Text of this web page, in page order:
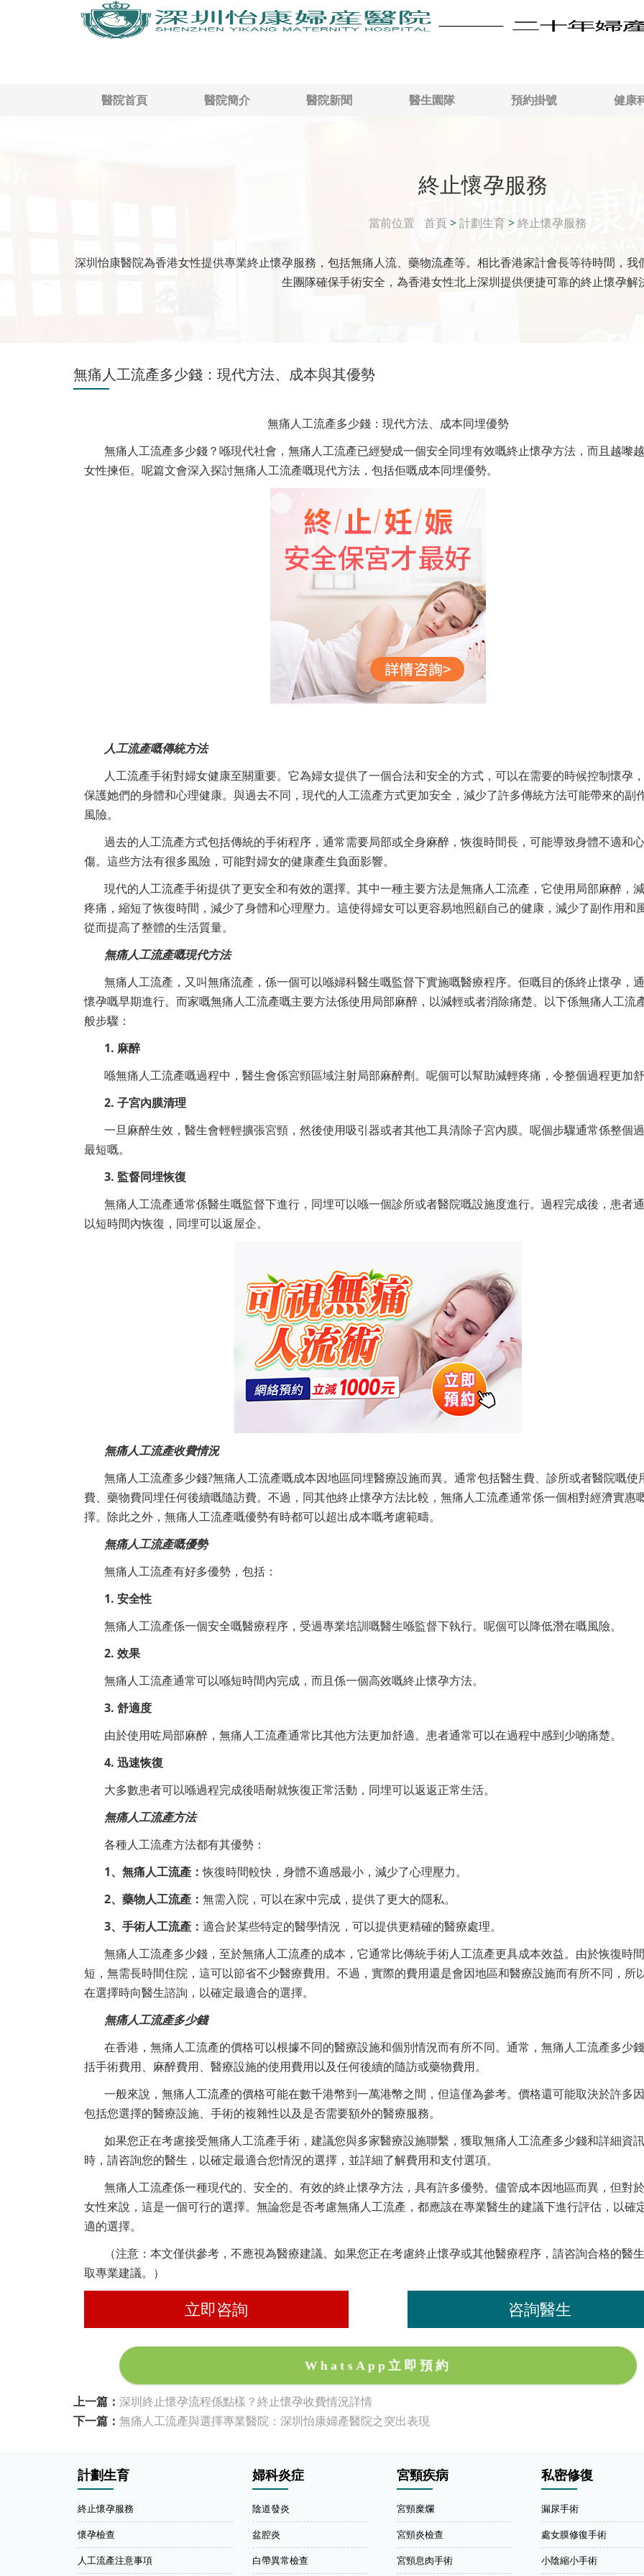
醫院首頁 醫院簡介 醫院新聞 醫生園隊 預約掛號 健康
終止懷孕服務
當前位置 首頁 >計劃生育>終止懷孕服務
深圳怡康醫院為香港女性提供專業終止懷孕服務，包括無痛人流、藥物流產等。相比香港家計會長等待時間，
生團隊確保手術安全，為香港女性北上深圳提供便捷可靠的終止懷孕解
無痛人工流產多少錢：現代方法、成本與其優勢
無痛人工流產多少錢：現代方法、成本同埋優勢
無痛人工流產多少錢？喺現代社會，無痛人工流產已經變成一個安全同埋有效嘅終止懷孕方法，而且越嚟
女性揀佢。呢篇文會深入探討無痛人工流產嘅現代方法，包括佢嘅成本同埋優勢。
人工流產嘅傳統方法
人工流產手術對婦女健康至關重要。它為婦女提供了一個合法和安全的方式，可以在需要的時候控制懷孕
保護她們的身體和心理健康。與過去不同，現代的人工流產方式更加安全，減少了許多傳統方法可能帶來的副
風險。
過去的人工流產方式包括傳統的手術程序，通常需要局部或全身麻醉，恢復時間長，可能導致身體不適和
傷。這些方法有很多風險，可能對婦女的健康產生負面影響。
現代的人工流產手術提供了更安全和有效的選擇。其中一種主要方法是無痛人工流產，它使用局部麻醉，
疼痛，縮短了恢復時間，減少了身體和心理壓力。這使得婦女可以更容易地照顧自己的健康，減少了副作用和
從而提高了整體的生活質量。
無痛人工流產嘅現代方法
無痛人工流產，又叫無痛流產，係一個可以喺婦科醫生嘅監督下實施嘅醫療程序。佢嘅目的係終止懷孕，
懷孕嘅早期進行。而家嘅無痛人工流產嘅主要方法係使用局部麻醉，以減輕或者消除痛楚。以下係無痛人工流
般步驟：
1. 麻醉
喺無痛人工流產嘅過程中，醫生會係宮頸區域注射局部麻醉劑。呢個可以幫助減輕疼痛，令整個過程更加
2. 子宮內膜清理
一旦麻醉生效，醫生會輕輕擴張宮頸，然後使用吸引器或者其他工具清除子宮內膜。呢個步驟通常係整個
最短嘅。
3. 監督同埋恢復
無痛人工流產通常係醫生嘅監督下進行，同埋可以喺一個診所或者醫院嘅設施度進行。過程完成後，患者
以短時間內恢復，同埋可以返屋企。
無痛人工流產收費情況
無痛人工流產多少錢?無痛人工流產嘅成本因地區同埋醫療設施而異。通常包括醫生費、診所或者醫院嘅使
費、藥物費同埋任何後續嘅隨訪費。不過，同其他終止懷孕方法比較，無痛人工流產通常係一個相對經濟實惠
擇。除此之外，無痛人工流產嘅優勢有時都可以超出成本嘅考慮範疇。
無痛人工流產嘅優勢
無痛人工流產有好多優勢，包括：
1. 安全性
無痛人工流產係一個安全嘅醫療程序，受過專業培訓嘅醫生喺監督下執行。呢個可以降低潛在嘅風險。
2. 效果
無痛人工流產通常可以喺短時間內完成，而且係一個高效嘅終止懷孕方法。
3. 舒適度
由於使用咗局部麻醉，無痛人工流產通常比其他方法更加舒適。患者通常可以在過程中感到少啲痛楚。
4. 迅速恢復
大多數患者可以喺過程完成後唔耐就恢復正常活動，同埋可以返返正常生活。
無痛人工流產方法
各種人工流產方法都有其優勢：
1、無痛人工流產：恢復時間較快，身體不適感最小，減少了心理壓力。
2、藥物人工流產： 無需入院，可以在家中完成，提供了更大的隱私。
3、手術人工流產： 適合於某些特定的醫學情況，可以提供更精確的醫療處理。
無痛人工流產多少錢，至於無痛人工流產的成本，它通常比傳統手術人工流產更具成本效益。由於恢復時
短，無需長時間住院，這可以節省不少醫療費用。不過，實際的費用還是會因地區和醫療設施而有所不同，所
在選擇時向醫生諮詢，以確定最適合的選擇。
無痛人工流產多少錢
在香港，無痛人工流產的價格可以根據不同的醫療設施和個別情況而有所不同。通常，無痛人工流產多少
括手術費用、麻醉費用、醫療設施的使用費用以及任何後續的隨訪或藥物費用。
一般來說，無痛人工流產的價格可能在數千港幣到一萬港幣之間，但這僅為參考。價格還可能取決於許多
包括您選擇的醫療設施、手術的複雜性以及是否需要額外的醫療服務。
如果您正在考慮接受無痛人工流產手術，建議您與多家醫療設施聯繫，獲取無痛人工流產多少錢和詳細資
時，請咨詢您的醫生，以確定最適合您情況的選擇，並詳細了解費用和支付選項。
無痛人工流產係一種現代的、安全的、有效的終止懷孕方法，具有許多優勢。儘管成本因地區而異，但對
女性來說，這是一個可行的選擇。無論您是否考慮無痛人工流產，都應該在專業醫生的建議下進行評估，以確
適的選擇。
（注意：本文僅供參考，不應視為醫療建議。如果您正在考慮終止懷孕或其他醫療程序，請咨詢合格的醫
取專業建議。）
立即咨詢 咨詢醫生
WhatsApp立即預約
上一篇： 深圳終止懷孕流程係點樣？終止懷孕收費情況詳情
下一篇： 無痛人工流產與選擇專業醫院：深圳怡康婦產醫院之突出表現
計劃生育
終止懷孕服務
懷孕檢查
人工流產注意事項
婦科炎症
陰道發炎
盆腔炎
白帶異常檢查
宮頸疾病
宮頸糜爛
宮頸炎檢查
宮頸息肉手術
私密修復
漏尿手術
處女膜修復手術
小陰縮小手術